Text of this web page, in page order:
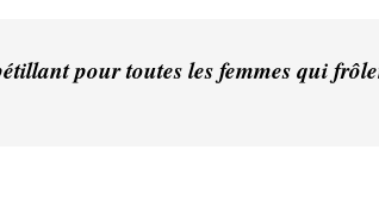
pour toutes les femmes qui